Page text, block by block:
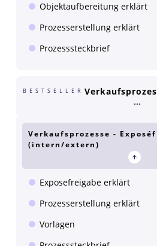
Objektaufbereitung erklärt
Prozesserstellung erklärt
Prozesssteckbrief
BESTSELLER
Verkaufsprozesse -
(intern/extern)
Exposefreigabe erklärt
Prozesserstellung erklärt
Vorlagen